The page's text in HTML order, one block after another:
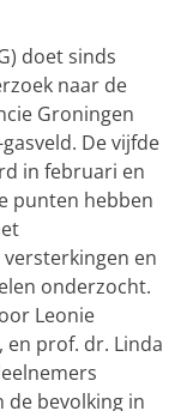
doet sinds
naar de
Groningen
De vijfde
in februari en
punten hebben
en
onderzocht.
Leonie
en prof. dr. Linda
de bevolking in